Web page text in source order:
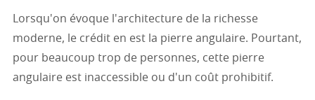
Lorsqu'on évoque l'architecture de la richesse
moderne, le crédit en est la pierre angulaire. Pourtant,
pour beaucoup trop de personnes, cette pierre
angulaire est inaccessible ou d'un coût prohibitif.